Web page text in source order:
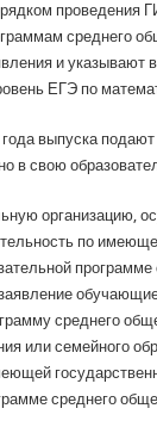
проведения
среднего
и указывают
ЕГЭ по
выпуска
в свою
организацию,
по
среднего
или семейного
среднего